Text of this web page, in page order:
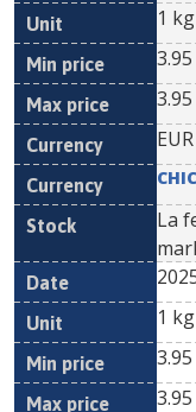
1 kg
3.95
3.95
EUR
La
1 kg
3.95
3.95